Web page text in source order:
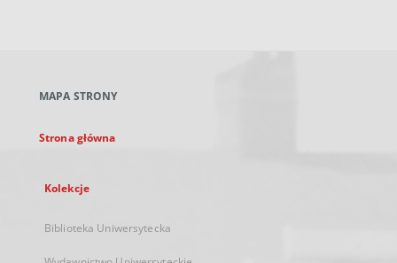
karcie
MAPA STRONY
Strona główna
Kolekcje
Biblioteka Uniwersytecka